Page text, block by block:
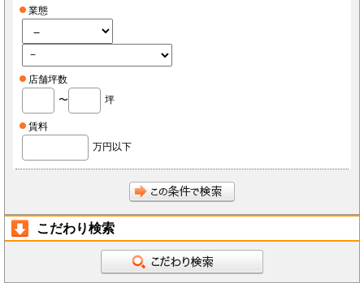
業態
店舗坪数
〜
坪
賃料
万円以下
こだわり検索